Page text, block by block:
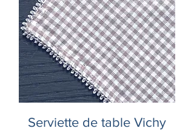
Serviette de table Vichy